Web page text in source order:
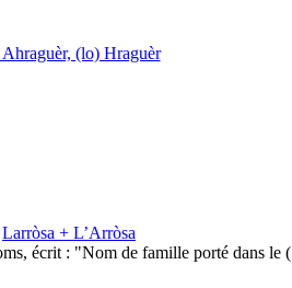
Ahraguèr, (lo) Hraguèr
Larròsa + L’Arròsa
écrit : "Nom de famille porté dans